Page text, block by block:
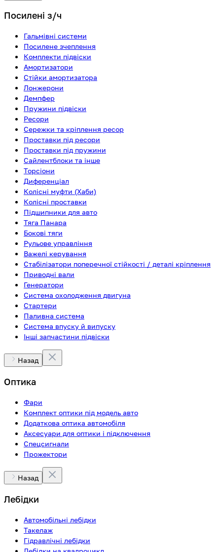
Посилені з/ч
Гальмівні системи
Посилене зчеплення
Комплекти підвіски
Амортизатори
Стійки амортизатора
Лонжерони
Демпфер
Пружини підвіски
Ресори
Сережки та кріплення ресор
Проставки під ресори
Проставки під пружини
Сайлентблоки та інше
Торсіони
Диференціал
Колісні муфти (Хаби)
Колісні проставки
Підшипники для авто
Тяга Панара
Бокові тяги
Рульове управління
Важелі керування
Стабілізатори поперечної стійкості / деталі кріплення
Приводні вали
Генератори
Система охолодження двигуна
Стартери
Паливна система
Система впуску й випуску
Інші запчастини підвіски
Назад
Оптика
Фари
Комплект оптики під модель авто
Додаткова оптика автомобіля
Аксесуари для оптики і підключення
Спецсигнали
Прожектори
Назад
Лебідки
Автомобільні лебідки
Такелаж
Гідравлічні лебідки